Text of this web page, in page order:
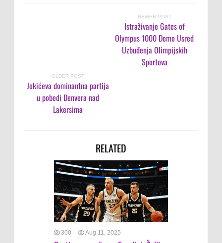
NEWER POST
Istraživanje Gates of
Olympus 1000 Demo Usred
Uzbuđenja Olimpijskih
Sportova
OLDER POST
Jokićeva dominantna partija
u pobedi Denvera nad
Lakersima
RELATED
300 Aug 11, 2025